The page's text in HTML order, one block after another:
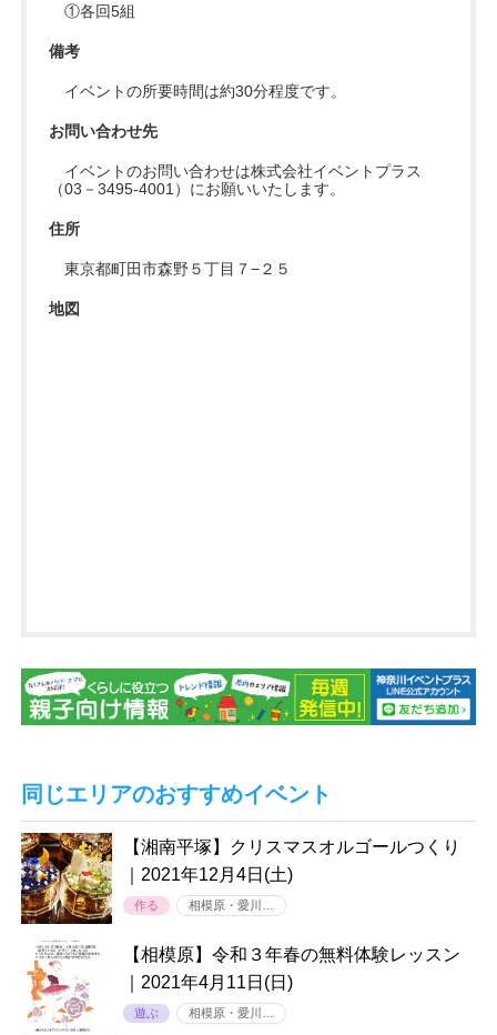
①各回5組
備考
イベントの所要時間は約30分程度です。
お問い合わせ先
イベントのお問い合わせは株式会社イベントプラス
（03－3495-4001）にお願いいたします。
住所
東京都町田市森野５丁目７−２５
地図
同じエリアのおすすめイベント
【湘南平塚】クリスマスオルゴールつくり
｜2021年12月4日(土)
作る 相模原・愛川…
【相模原】令和３年春の無料体験レッスン
｜2021年4月11日(日)
遊ぶ 相模原・愛川…